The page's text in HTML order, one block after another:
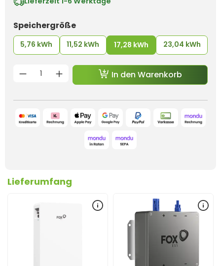
Speichergrößeauswählen
5,76 kWh 11,52 kWh 17,28 kWh 23,04 kWh
Produkt Anzahl: Gib den
In den Warenkorb
Lieferumfang